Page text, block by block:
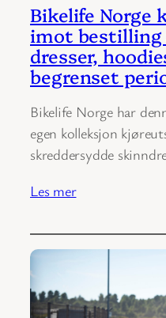
Bikelife Norge
imot bestilling
dresser,
begrenset
Bikelife Norge har
egen kolleksjon
skreddersydde
Les mer